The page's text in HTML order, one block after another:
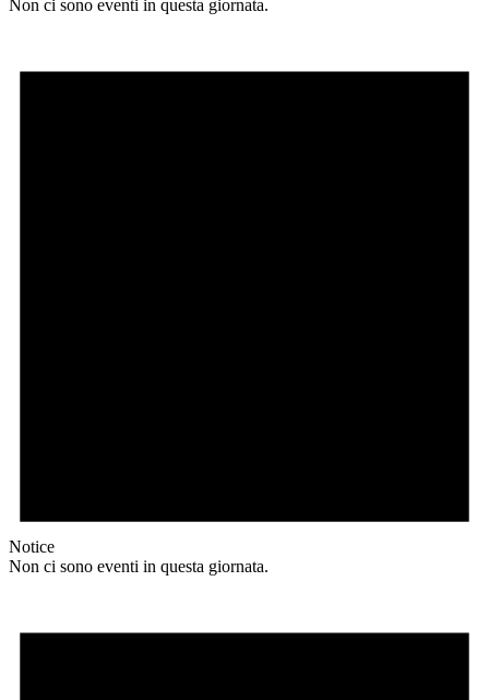
Non ci sono eventi in questa giornata.
Notice
Non ci sono eventi in questa giornata.